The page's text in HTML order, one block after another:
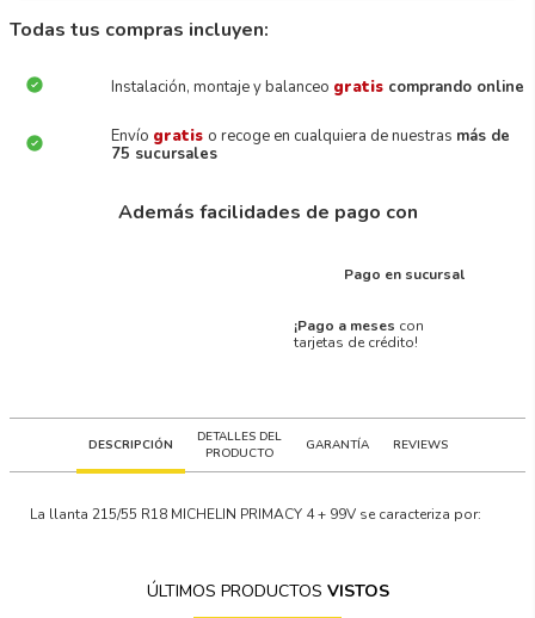
Todas tus compras incluyen:
Instalación, montaje y balanceo gratis comprando online
Envío gratis o recoge en cualquiera de nuestras más de
75 sucursales
Además facilidades de pago con
Pago en sucursal
¡Pago a meses con
tarjetas de crédito!
DESCRIPCIÓN
DETALLES DEL
PRODUCTO
GARANTÍA REVIEWS
La llanta215/55 R18 MICHELIN PRIMACY 4 + 99V se caracteriza por:
ÚLTIMOS PRODUCTOS VISTOS